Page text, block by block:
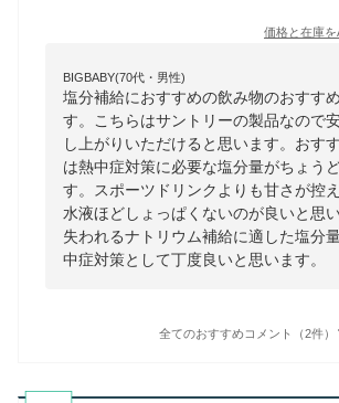
価格と在庫を
BIGBABY(70代・男性)
塩分補給におすすめの飲み物のおすす
す。こちらはサントリーの製品なので
し上がりいただけると思います。おす
は熱中症対策に必要な塩分量がちょう
す。スポーツドリンクよりも甘さが控
水液ほどしょっぱくないのが良いと思
失われるナトリウム補給に適した塩分
中症対策として丁度良いと思います。
全てのおすすめコメント（2件）